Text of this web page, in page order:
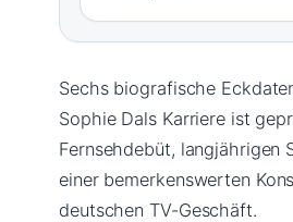
Sechs biografische
Sophie Dals Karriere ist
Fernsehdebüt, langjährigen
einer bemerkenswerten
deutschen TV-Geschäft.